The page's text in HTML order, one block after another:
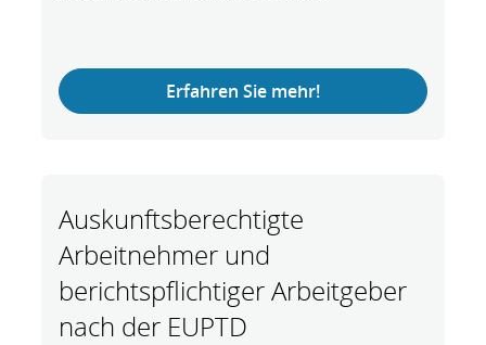
Erfahren Sie mehr!
Auskunftsberechtigte
Arbeitnehmer und
berichtspflichtiger Arbeitgeber
nach der EUPTD